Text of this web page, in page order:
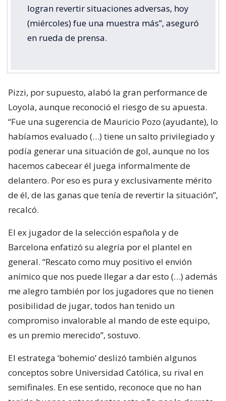
logran revertir situaciones adversas, hoy
(miércoles) fue una muestra más”, aseguró
en rueda de prensa.
Pizzi, por supuesto, alabó la gran performance de
Loyola, aunque reconoció el riesgo de su apuesta.
“Fue una sugerencia de Mauricio Pozo (ayudante), lo
habíamos evaluado (…) tiene un salto privilegiado y
podía generar una situación de gol, aunque no los
hacemos cabecear él juega informalmente de
delantero. Por eso es pura y exclusivamente mérito
de él, de las ganas que tenía de revertir la situación”,
recalcó.
El ex jugador de la selección española y de
Barcelona enfatizó su alegría por el plantel en
general. “Rescato como muy positivo el envión
anímico que nos puede llegar a dar esto (…) además
me alegro también por los jugadores que no tienen
posibilidad de jugar, todos han tenido un
compromiso invalorable al mando de este equipo,
es un premio merecido”, sostuvo.
El estratega ‘bohemio’ deslizó también algunos
conceptos sobre Universidad Católica, su rival en
semifinales. En ese sentido, reconoce que no han